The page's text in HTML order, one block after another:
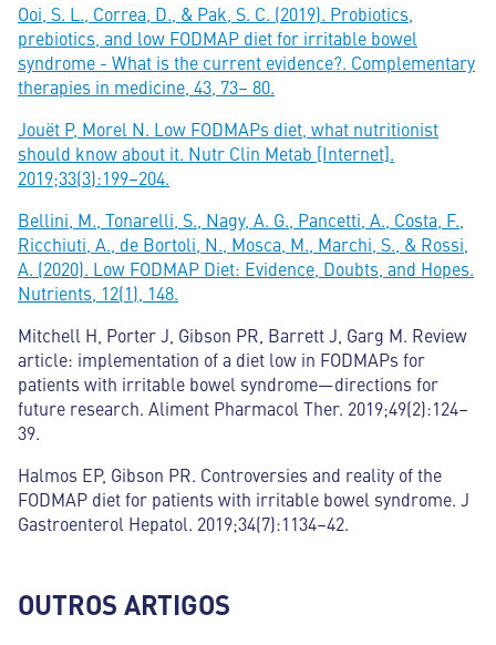
Ooi, S. L., Correa, D., & Pak, S. C. (2019). Probiotics,
prebiotics, and low FODMAP diet for irritable bowel
syndrome - What is the current evidence?. Complementary
therapies in medicine, 43, 73– 80.
Jouët P, Morel N. Low FODMAPs diet, what nutritionist
should know about it. Nutr Clin Metab [Internet].
2019;33(3):199–204.
Bellini, M., Tonarelli, S., Nagy, A. G., Pancetti, A., Costa, F.,
Ricchiuti, A., de Bortoli, N., Mosca, M., Marchi, S., & Rossi,
A. (2020). Low FODMAP Diet: Evidence, Doubts, and Hopes.
Nutrients, 12(1), 148.
Mitchell H, Porter J, Gibson PR, Barrett J, Garg M. Review
article: implementation of a diet low in FODMAPs for
patients with irritable bowel syndrome—directions for
future research. Aliment Pharmacol Ther. 2019;49(2):124–
39.
Halmos EP, Gibson PR. Controversies and reality of the
FODMAP diet for patients with irritable bowel syndrome. J
Gastroenterol Hepatol. 2019;34(7):1134–42.
OUTROS ARTIGOS